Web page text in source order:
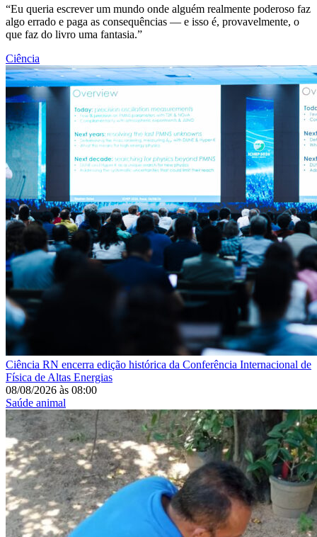
“Eu queria escrever um mundo onde alguém realmente poderoso faz
algo errado e paga as consequências — e isso é, provavelmente, o
que faz do livro uma fantasia.”
Ciência
Ciência RN encerra edição histórica da Conferência Internacional de
Física de Altas Energias
08/08/2026 às 08:00
Saúde animal